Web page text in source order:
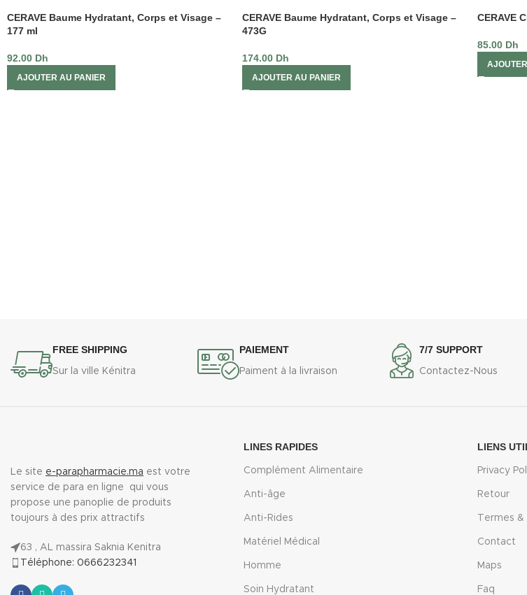
CERAVE Baume Hydratant, Corps et Visage –
177 ml
92.00 Dh
AJOUTER AU PANIER
CERAVE Baume Hydratant, Corps et Visage –
473G
174.00 Dh
AJOUTER AU PANIER
CERAVE
85.00 Dh
FREE SHIPPING
Sur la ville Kénitra
PAIEMENT
Paiment à la livraison
7/7 SUPPORT
Contactez-Nous
Le site e-parapharmacie.ma est votre
service de para en ligne qui vous
propose une panoplie de produits
toujours à des prix attractifs
63 , AL massira Saknia Kenitra
Téléphone: 0666232341
LINES RAPIDES
Complément Alimentaire
Anti-âge
Anti-Rides
Matériel Médical
Homme
Soin Hydratant
LIENS
Privacy
Retour
Termes
Contact
Maps
Faq